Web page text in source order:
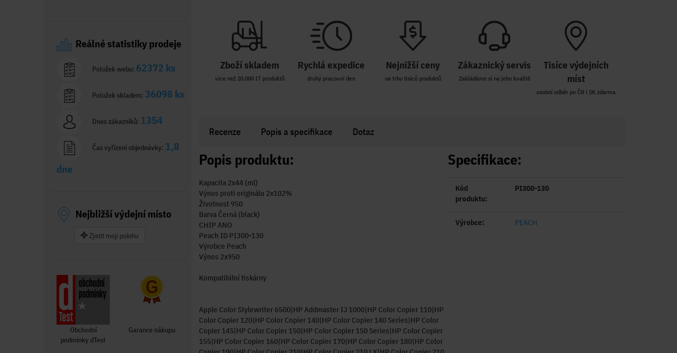
Zboží skladem
více než 20.000 IT produktů
Rychlá expedice
druhý pracovní den
Nejnižší ceny
na trhu tisíců produktů
Zákaznický servis
Zakládáme si na jeho kvalitě
Tisíce výdejních
míst
osobní odběr po ČR i SK zdarma
Recenze Popis a specifikace Dotaz
Popis produktu:
Kapacita 2x44 (ml)
Výnos proti originálu 2x102%
Životnost 950
Barva Černá (black)
CHIP ANO
Peach ID PI300-130
Výrobce Peach
Výnos 2x950
Kompatibilní tiskárny
Apple Color Stylewriter 6500|HP Addmaster IJ 1000|HP Color Copier 110|HP
Color Copier 120|HP Color Copier 140|HP Color Copier 140 Series|HP Color
Copier 145|HP Color Copier 150|HP Color Copier 150 Series|HP Color Copier
155|HP Color Copier 160|HP Color Copier 170|HP Color Copier 180|HP Color
Specifikace:
Kód
produktu:
PI300-130
Výrobce: PEACH
Reálné statistiky prodeje
Položek webu: 62372 ks
Položek skladem: 36098 ks
Dnes zákazníků: 1354
Čas vyřízení objednávky: 1,8
dne
Nejbližší výdejní místo
Zjistit moji polohu
Obchodní
podmínky dTest
Garance nákupu